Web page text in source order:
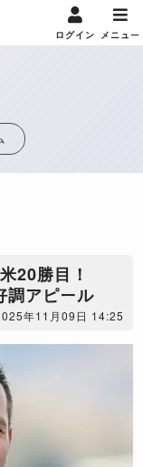
ログイン メニュー
20勝目！
調アピール
年11月09日 14:25